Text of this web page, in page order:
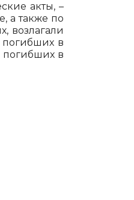
акты, –
а также по
возлагали
погибших в
погибших в